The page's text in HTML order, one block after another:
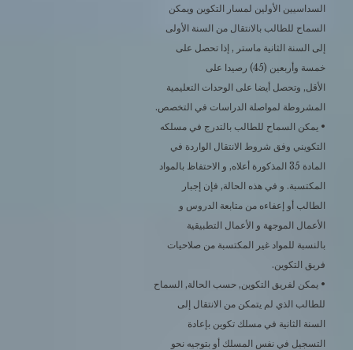
السداسيين الأولين لمسار التكوين ويمكن
السماح للطالب بالانتقال من السنة الأولى
إلى السنة الثانية ماستر , إذا تحصل على
خمسة وأربعين (45) رصيدا على
الأقل, وتحصل أيضا على الوحدات التعليمية
المشروطة لمواصلة الدراسات في التخصص.
• يمكن السماح للطالب بالتدرج في مسلكه
التكويني وفق شروط الانتقال الواردة في
المادة 35 المذكورة أعلاه, و الاحتفاظ بالمواد
المكتسبة. و في هذه الحالة, فإن إجبار
الطالب أو إعفاءه من متابعة الدروس و
الأعمال الموجهة و الأعمال التطبيقية
بالنسبة للمواد غير المكتسبة من صلاحيات
فريق التكوين.
• يمكن لفريق التكوين, حسب الحالة, السماح
للطالب الذي لم يتمكن من الانتقال إلى
السنة الثانية في مسلك تكوين بإعادة
التسجيل في نفس المسلك أو بتوجيه نحو